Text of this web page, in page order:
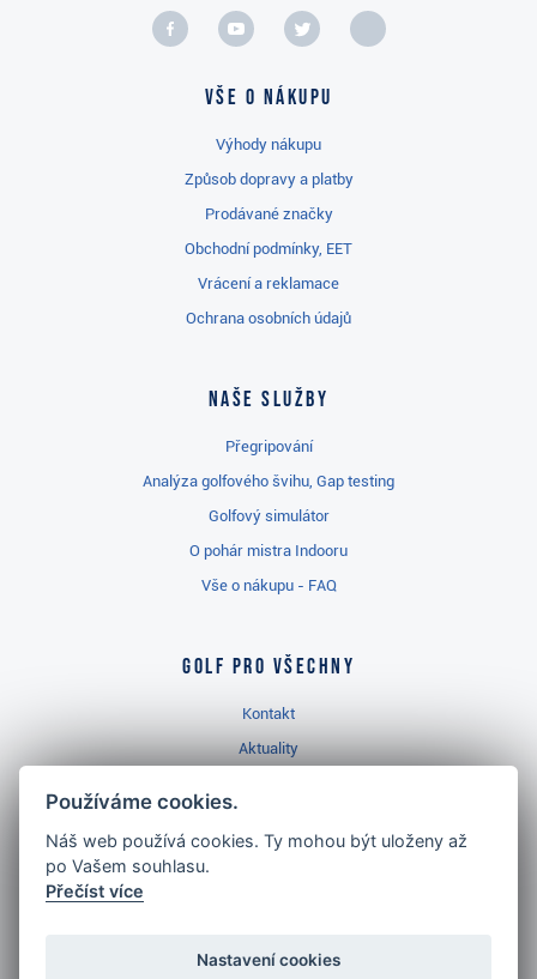
Vše o nákupu
Výhody nákupu
Způsob dopravy a platby
Prodávané značky
Obchodní podmínky, EET
Vrácení a reklamace
Ochrana osobních údajů
Naše služby
Přegripování
Analýza golfového švihu, Gap testing
Golfový simulátor
O pohár mistra Indooru
Vše o nákupu - FAQ
Golf pro všechny
Kontakt
Aktuality
Golfový slovník
Používáme cookies.
Náš web používá cookies. Ty mohou být uloženy až
po Vašem souhlasu.
Přečíst více
Nastavení cookies